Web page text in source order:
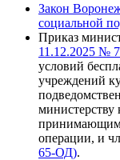
Закон
социальной
Приказ
11.12.2025 №
условий
учреждений
министерству
операции, и
65-ОД).